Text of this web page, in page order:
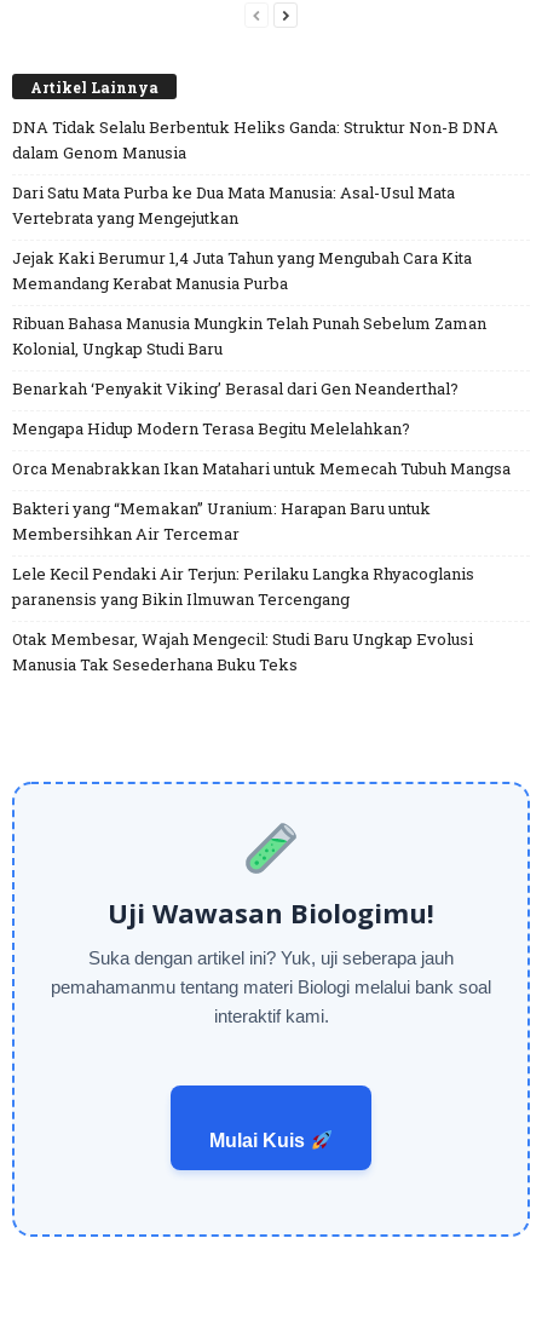
Artikel Lainnya
DNA Tidak Selalu Berbentuk Heliks Ganda: Struktur Non-B DNA
dalam Genom Manusia
Dari Satu Mata Purba ke Dua Mata Manusia: Asal-Usul Mata
Vertebrata yang Mengejutkan
Jejak Kaki Berumur 1,4 Juta Tahun yang Mengubah Cara Kita
Memandang Kerabat Manusia Purba
Ribuan Bahasa Manusia Mungkin Telah Punah Sebelum Zaman
Kolonial, Ungkap Studi Baru
Benarkah ‘Penyakit Viking’ Berasal dari Gen Neanderthal?
Mengapa Hidup Modern Terasa Begitu Melelahkan?
Orca Menabrakkan Ikan Matahari untuk Memecah Tubuh Mangsa
Bakteri yang “Memakan” Uranium: Harapan Baru untuk
Membersihkan Air Tercemar
Lele Kecil Pendaki Air Terjun: Perilaku Langka Rhyacoglanis
paranensis yang Bikin Ilmuwan Tercengang
Otak Membesar, Wajah Mengecil: Studi Baru Ungkap Evolusi
Manusia Tak Sesederhana Buku Teks
Uji Wawasan Biologimu!
Suka dengan artikel ini? Yuk, uji seberapa jauh
pemahamanmu tentang materi Biologi melalui bank soal
interaktif kami.
Mulai Kuis